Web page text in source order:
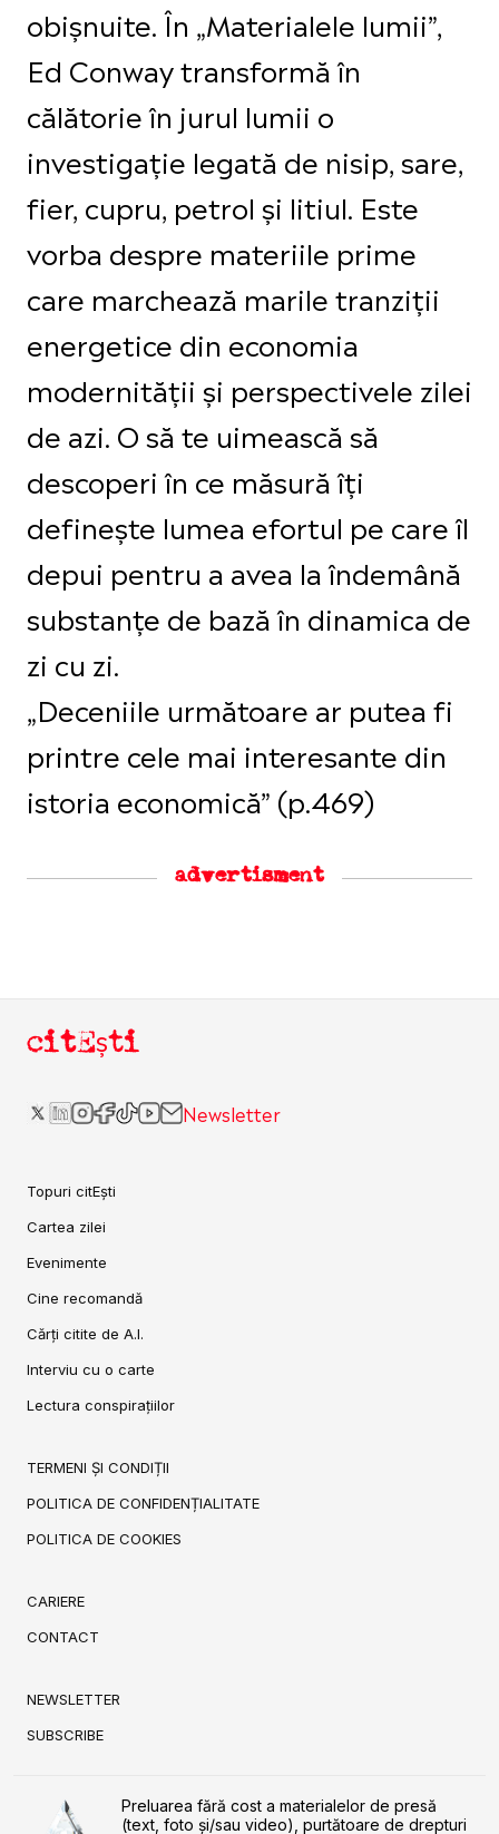
obișnuite. În „Materialele lumii”,
Ed Conway transformă în
călătorie în jurul lumii o
investigație legată de nisip, sare,
fier, cupru, petrol și litiul. Este
vorba despre materiile prime
care marchează marile tranziții
energetice din economia
modernității și perspectivele zilei
de azi. O să te uimească să
descoperi în ce măsură îți
definește lumea efortul pe care îl
depui pentru a avea la îndemână
substanțe de bază în dinamica de
zi cu zi.
„Deceniile următoare ar putea fi
printre cele mai interesante din
istoria economică” (p.469)
advertisment
citEști
Newsletter
Topuri citEști
Cartea zilei
Evenimente
Cine recomandă
Cărți citite de A.I.
Interviu cu o carte
Lectura conspirațiilor
TERMENI ȘI CONDIȚII
POLITICA DE CONFIDENȚIALITATE
POLITICA DE COOKIES
CARIERE
CONTACT
NEWSLETTER
SUBSCRIBE
Preluarea fără cost a materialelor de presă
(text, foto și/sau video), purtătoare de drepturi